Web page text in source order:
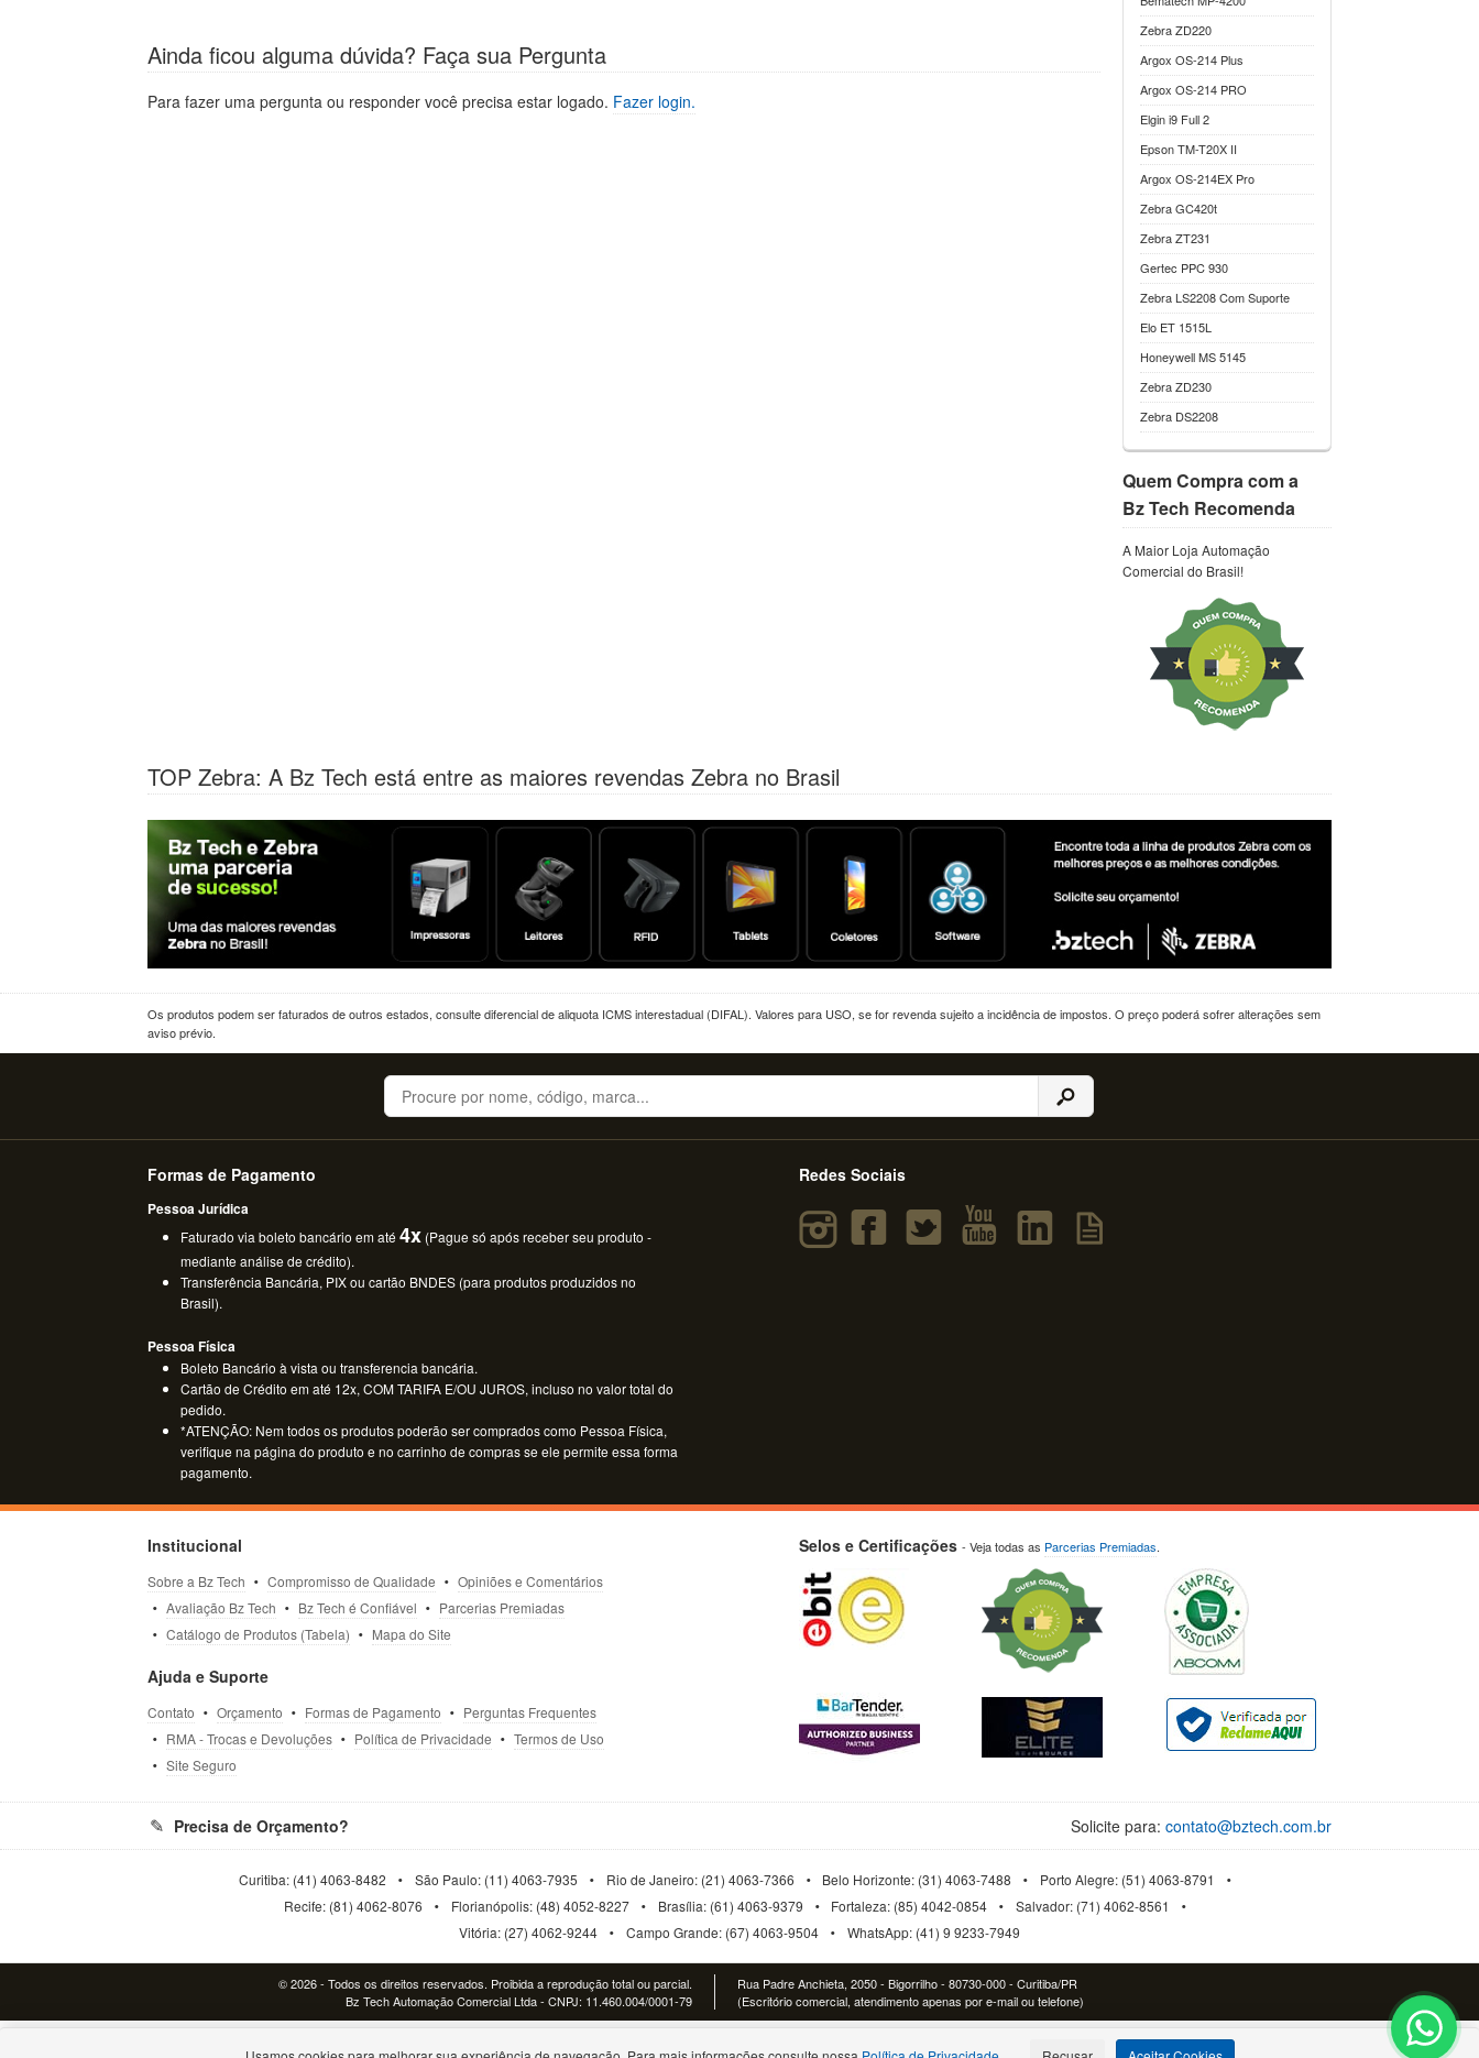
Zebra ZD220
Argox OS-214 Plus
Argox OS-214 PRO
Elgin i9 Full 2
Epson TM-T20X II
Argox OS-214EX Pro
Zebra GC420t
Zebra ZT231
Gertec PPC 930
Zebra LS2208 Com Suporte
Elo ET 1515L
Honeywell MS 5145
Zebra ZD230
Zebra DS2208
Quem Compra com a
Bz Tech Recomenda
A Maior Loja Automação
Comercial do Brasil!
Ainda ficou alguma dúvida? Faça sua Pergunta
Para fazer uma pergunta ou responder você precisa estar logado. Fazer login.
TOP Zebra: A Bz Tech está entre as maiores revendas Zebra no Brasil
Os produtos podem ser faturados de outros estados, consulte diferencial de aliquota ICMS interestadual (DIFAL). Valores para USO, se for revenda sujeito a incidência de impostos. O preço poderá sofrer alterações sem
aviso prévio.
Buscar
Formas de Pagamento
Pessoa Jurídica
Faturado via boleto bancário em até4x (Pague só após receber seu produto -
mediante análise de crédito).
Transferência Bancária, PIX ou cartão BNDES (para produtos produzidos no
Brasil).
Pessoa Física
Boleto Bancário à vista ou transferencia bancária.
Cartão de Crédito em até 12x, COM TARIFA E/OU JUROS, incluso no valor total do
pedido.
*ATENÇÃO: Nem todos os produtos poderão ser comprados como Pessoa Física,
verifique na página do produto e no carrinho de compras se ele permite essa forma
pagamento.
Redes Sociais
Institucional
Sobre a Bz Tech Compromisso de Qualidade
Opiniões e Comentários
Avaliação Bz Tech
Bz Tech é Confiável
Parcerias Premiadas
Catálogo de Produtos (Tabela)
Mapa do Site
Ajuda e Suporte
Contato Orçamento Formas de Pagamento
Perguntas Frequentes
RMA - Trocas e Devoluções
Política de Privacidade
Termos de Uso
Site Seguro
Selos e Certificações - Veja todas as Parcerias Premiadas.
Precisa de Orçamento? Solicite para: contato@bztech.com.br
Curitiba: (41) 4063-8482 São Paulo: (11) 4063-7935 Rio de Janeiro: (21) 4063-7366 Belo Horizonte: (31) 4063-7488
Porto Alegre: (51) 4063-8791
Recife: (81) 4062-8076
Florianópolis: (48) 4052-8227 Brasília: (61) 4063-9379 Fortaleza: (85) 4042-0854
Salvador: (71) 4062-8561
Vitória: (27) 4062-9244
Campo Grande: (67) 4063-9504 WhatsApp: (41) 9 9233-7949
© 2026 - Todos os direitos reservados. Proibida a reprodução total ou parcial.
Bz Tech Automação Comercial Ltda - CNPJ: 11.460.004/0001-79
Rua Padre Anchieta, 2050 - Bigorrilho - 80730-000 - Curitiba/PR
(Escritório comercial, atendimento apenas por e-mail ou telefone)